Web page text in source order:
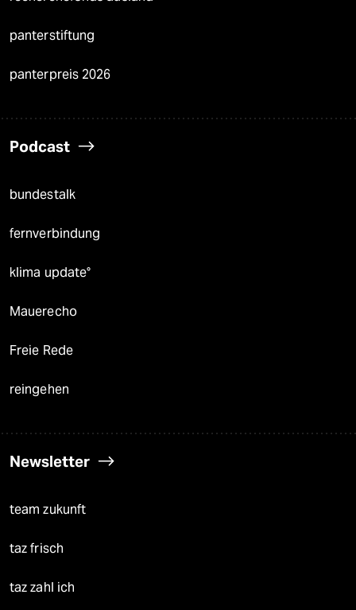
panterstiftung
panterpreis 2026
Podcast
bundestalk
fernverbindung
klima update°
Mauerecho
Freie Rede
reingehen
Newsletter
team zukunft
taz frisch
taz zahl ich